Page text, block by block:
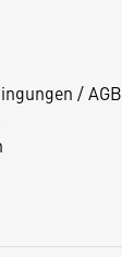
/ AGB